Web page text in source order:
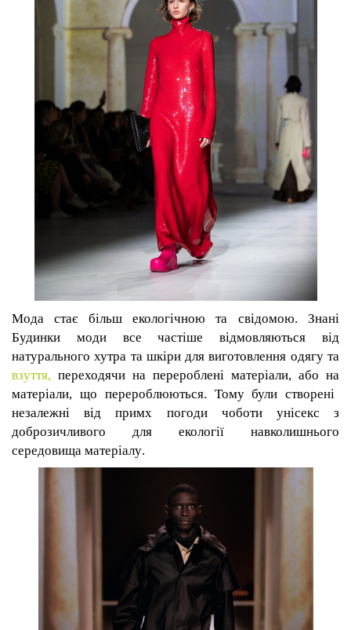
Мода стає більш екологічною та свідомою. Знані
Будинки моди все частішевідмовляються від
натурального хутра та шкіри для виготовлення одягу та
взуття, переходячи на перероблені матеріали, або на
матеріали, що перероблюються. Тому були створені
незалежні від примх погоди чоботи унісекс з
доброзичливого для
екології навколишнього
середовища матеріалу.